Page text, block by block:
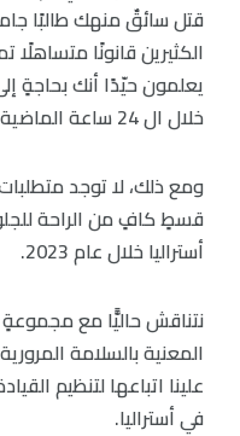
قتل سائقٌ منهك طالبًا
الكثيرين قانونًا متساهلًا
يعلمون حيّدًا أنك بحاجةٍ
خلال ال 24 ساعة الماضية لتتمكن من القيادة بأمان.
ومع ذلك، لا توجد
قسطٍ كافٍ من الراحة
أستراليا خلال عام 2023.
نتناقش حاليًّا مع
المعنية بالسلامة
علينا اتباعها لتنظيم
في أستراليا.